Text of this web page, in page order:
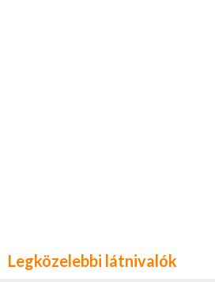
Legközelebbi látnivalók